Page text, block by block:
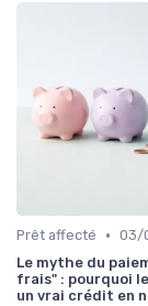
Prêt affecté • 03/
Le mythe du
frais" : pourquoi
un vrai crédit en